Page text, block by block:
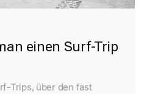
einen Surf-Trip
Trips, über den fast